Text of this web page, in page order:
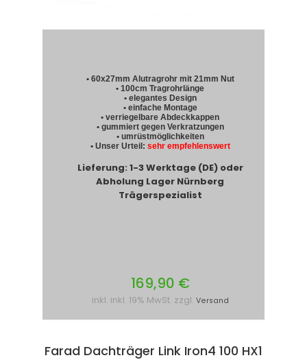
• 60x27mm Alutragrohr mit 21mm Nut
• 100cm Tragrohrlänge
• elegantes Design
• einfache Montage
• verriegelbare Abdeckkappen
• gummiert gegen Verkratzungen
• umrüstmöglichkeiten
• Unser Urteil: sehr empfehlenswert
Lieferung: 1-3 Werktage (DE) oder
Abholung Lager Nürnberg
Trägerspezialist
169,90 €
inkl. inkl. 19% MwSt. zzgl. Versand
Farad Dachträger Link Iron4 100 HX1